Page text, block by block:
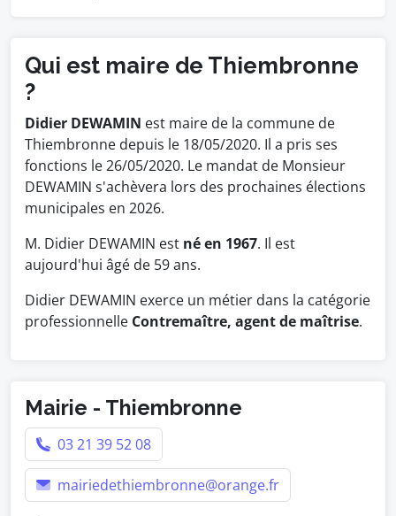
Qui est maire de Thiembronne
?
Didier DEWAMIN est maire de la commune de
Thiembronne depuis le 18/05/2020. Il a pris ses
fonctions le 26/05/2020. Le mandat de Monsieur
DEWAMIN s'achèvera lors des prochaines élections
municipales en 2026.
M. Didier DEWAMIN est né en 1967. Il est
aujourd'hui âgé de 59 ans.
Didier DEWAMIN exerce un métier dans la catégorie
professionnelle Contremaître, agent de maîtrise.
Mairie - Thiembronne
03 21 39 52 08
mairiedethiembronne@orange.fr